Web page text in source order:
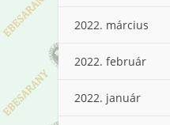
2022. március
2022. február
2022. január